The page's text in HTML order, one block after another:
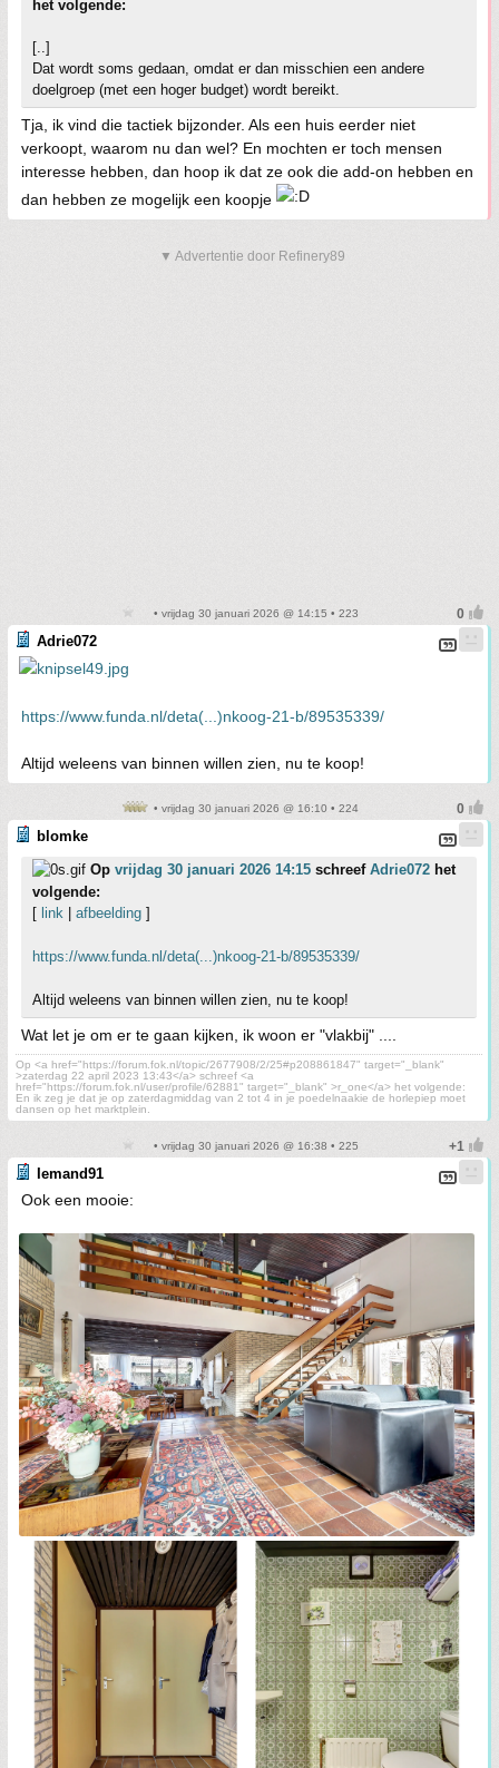
het volgende:
[..]
Dat wordt soms gedaan, omdat er dan misschien een andere
doelgroep (met een hoger budget) wordt bereikt.
Tja, ik vind die tactiek bijzonder. Als een huis eerder niet
verkoopt, waarom nu dan wel? En mochten er toch mensen
interesse hebben, dan hoop ik dat ze ook die add-on hebben en
dan hebben ze mogelijk een koopje
▼ Advertentie door Refinery89
• vrijdag 30 januari 2026 @ 14:15 • 223
Adrie072
https://www.funda.nl/deta(...)nkoog-21-b/89535339/
Altijd weleens van binnen willen zien, nu te koop!
• vrijdag 30 januari 2026 @ 16:10 • 224
blomke
Op vrijdag 30 januari 2026 14:15 schreef Adrie072 het
volgende:
[ link | afbeelding ]
https://www.funda.nl/deta(...)nkoog-21-b/89535339/
Altijd weleens van binnen willen zien, nu te koop!
Wat let je om er te gaan kijken, ik woon er "vlakbij" ....
Op <a href="https://forum.fok.nl/topic/2677908/2/25#p208861847" target="_blank"
>zaterdag 22 april 2023 13:43</a> schreef <a
href="https://forum.fok.nl/user/profile/62881" target="_blank" >r_one</a> het volgende:
En ik zeg je dat je op zaterdagmiddag van 2 tot 4 in je poedelnaakie de horlepiep moet
dansen op het marktplein.
• vrijdag 30 januari 2026 @ 16:38 • 225
Iemand91
Ook een mooie: